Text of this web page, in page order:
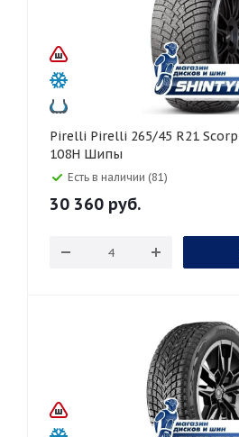
Pirelli Pirelli 265/45 R21 Scorpion Ice Zero 2
108H Шипы
Есть в наличии (81)
30 360 руб.